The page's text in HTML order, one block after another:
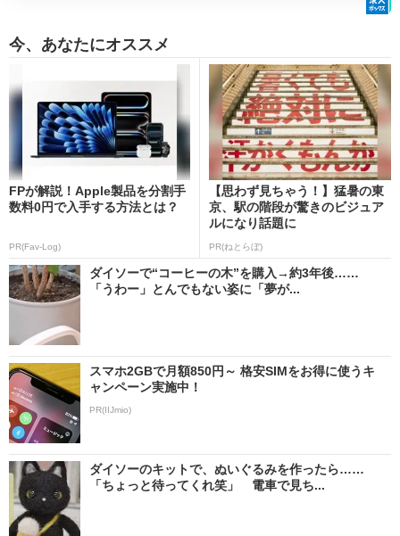
今、あなたにオススメ
FPが解説！Apple製品を分割手
数料0円で入手する方法とは？
PR(Fav-Log)
【思わず見ちゃう！】猛暑の東
京、駅の階段が驚きのビジュア
ルになり話題に
PR(ねとらぼ)
ダイソーで“コーヒーの木”を購入→約3年後……
「うわー」とんでもない姿に「夢が...
スマホ2GBで月額850円～ 格安SIMをお得に使うキ
ャンペーン実施中！
PR(IIJmio)
ダイソーのキットで、ぬいぐるみを作ったら……
「ちょっと待ってくれ笑」 電車で見ち...